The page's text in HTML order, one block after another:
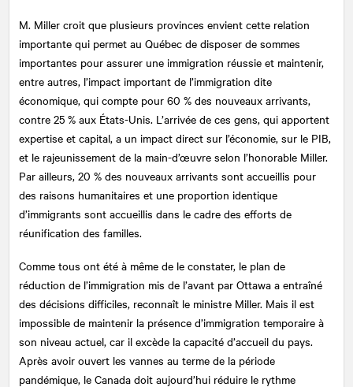
M. Miller croit que plusieurs provinces envient cette relation
importante qui permet au Québec de disposer de sommes
importantes pour assurer une immigration réussie et maintenir,
entre autres, l’impact important de l’immigration dite
économique, qui compte pour 60 % des nouveaux arrivants,
contre 25 % aux États-Unis. L’arrivée de ces gens, qui apportent
expertise et capital, a un impact direct sur l’économie, sur le PIB,
et le rajeunissement de la main-d’œuvre selon l’honorable Miller.
Par ailleurs, 20 % des nouveaux arrivants sont accueillis pour
des raisons humanitaires et une proportion identique
d’immigrants sont accueillis dans le cadre des efforts de
réunification des familles.
Comme tous ont été à même de le constater, le plan de
réduction de l’immigration mis de l’avant par Ottawa a entraîné
des décisions difficiles, reconnaît le ministre Miller. Mais il est
impossible de maintenir la présence d’immigration temporaire à
son niveau actuel, car il excède la capacité d’accueil du pays.
Après avoir ouvert les vannes au terme de la période
pandémique, le Canada doit aujourd’hui réduire le rythme